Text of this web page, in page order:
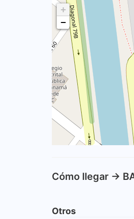
+
−
Cómo llegar ->
Otros